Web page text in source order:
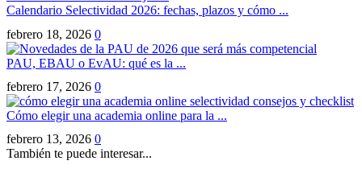
Calendario Selectividad 2026: fechas, plazos y cómo ...
febrero 18, 2026 0
PAU, EBAU o EvAU: qué es la ...
febrero 17, 2026 0
Cómo elegir una academia online para la ...
febrero 13, 2026 0
También te puede interesar...